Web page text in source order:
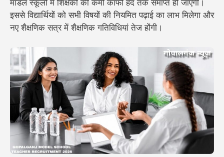
मॉडल स्कूलों में शिक्षकों की कमी काफी हद तक समाप्त हो जाएगी।
इससे विद्यार्थियों को सभी विषयों की नियमित पढ़ाई का लाभ मिलेगा और
नए शैक्षणिक सत्र में शैक्षणिक गतिविधियां तेज होंगी।